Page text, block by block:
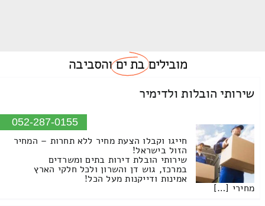
מוביליםבת יםוהסביבה
שירותי הובלות ולדימיר
052-287-0155
חייגו וקבלו הצעת מחיר ללא תחרות – המחיר
הזול בישראל!
שירותי הובלת דירות בתים ומשרדים
במרכז, גוש דן והשרון ולכל חלקי הארץ
אמינות ודייקנות מעל הכל!
מחירי […]